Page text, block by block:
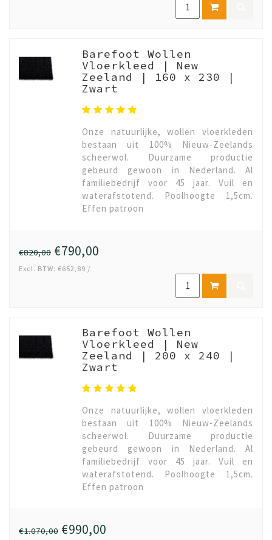
Barefoot Wollen
Vloerkleed | New
Zeeland | 160 x 230 |
Zwart
Onze natuurlijke, wollen vloerkleden
bestaan uit 100% Nieuw-Zeelands
scheerwol. Duurzame productie
gebeurd gewoon in Nederland. Al
familiebedrijf voor 45 jaar. Vuil en
waterafstotend. Poolhoogte 1,5cm.
Effen patroon
€820,00 €790,00
Excl. BTW: €652,89 /
Barefoot Wollen
Vloerkleed | New
Zeeland | 200 x 240 |
Zwart
Onze natuurlijke, wollen vloerkleden
bestaan uit 100% Nieuw-Zeelands
scheerwol. Duurzame productie
gebeurd gewoon in Nederland. Al
familiebedrijf voor 45 jaar. Vuil en
waterafstotend. Poolhoogte 1,5cm.
Effen patroon
€1.070,00 €990,00